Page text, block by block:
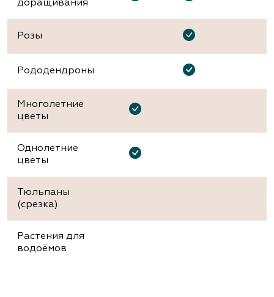
доращивания
Розы
Рододендроны
Многолетние
цветы
Однолетние
цветы
Тюльпаны
(срезка)
Растения для
водоёмов